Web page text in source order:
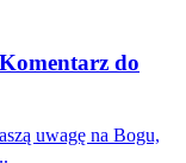
do
uwagę na Bogu,